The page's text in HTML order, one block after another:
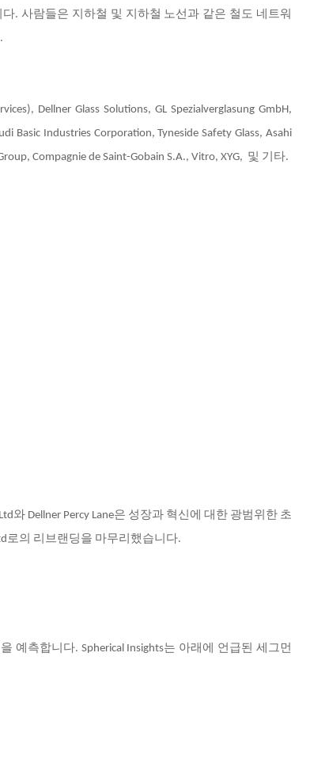
. 사람들은 지하철 및 지하철 노선과 같은 철도 네트워
Dellner Glass Solutions, GL Spezialverglasung GmbH,
Basic Industries Corporation, Tyneside Safety Glass, Asahi
Compagnie de Saint-Gobain S.A., Vitro, XYG, 및 기타.
와 Dellner Percy Lane은 성장과 혁신에 대한 광범위한 초
로의 리브랜딩을 마무리했습니다.
예측합니다. Spherical Insights는 아래에 언급된 세그먼